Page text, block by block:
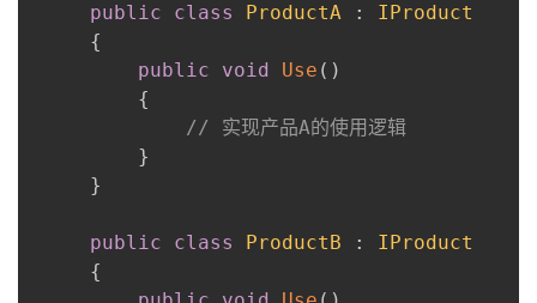
public class ProductA :
IProduct
{
public
void Use ( )
{
// 实现产品A的使用逻辑
}
}
public class ProductB :
IProduct
{